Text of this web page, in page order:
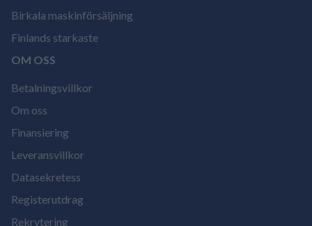
Birkala maskinförsäljning
Finlands starkaste
OM OSS
Betalningsvillkor
Om oss
Finansiering
Leveransvillkor
Datasekretess
Registerutdrag
Rekrytering